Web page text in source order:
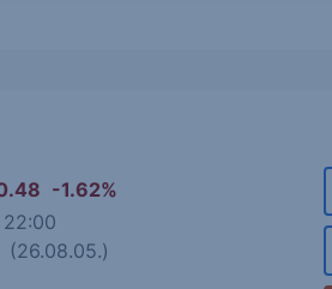
-1.62%
(26.08.05.)